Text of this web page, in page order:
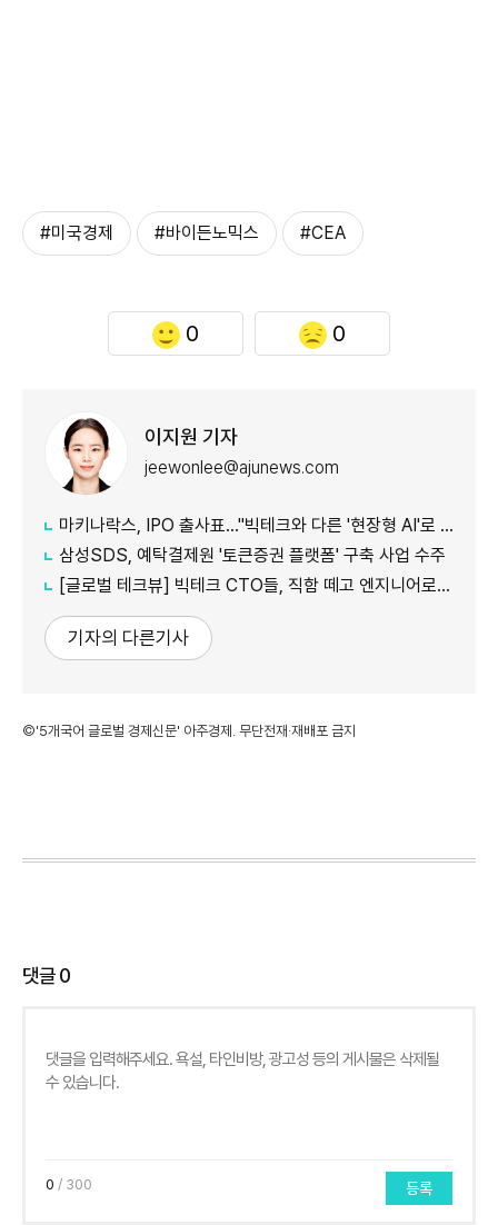
#미국경제 #바이든노믹스 #CEA
0 0
이지원 기자
jeewonlee@ajunews.com
마키나락스, IPO 출사표…"빅테크와 다른 '현장형 AI'로 승부"
삼성SDS, 예탁결제원 '토큰증권 플랫폼' 구축 사업 수주
[글로벌 테크뷰] 빅테크 CTO들, 직함 떼고 엔지니어로 유턴...'앤트로픽행 러시' 이유는
기자의 다른기사
©'5개국어 글로벌 경제신문' 아주경제. 무단전재·재배포 금지
댓글0
0 / 300 등록